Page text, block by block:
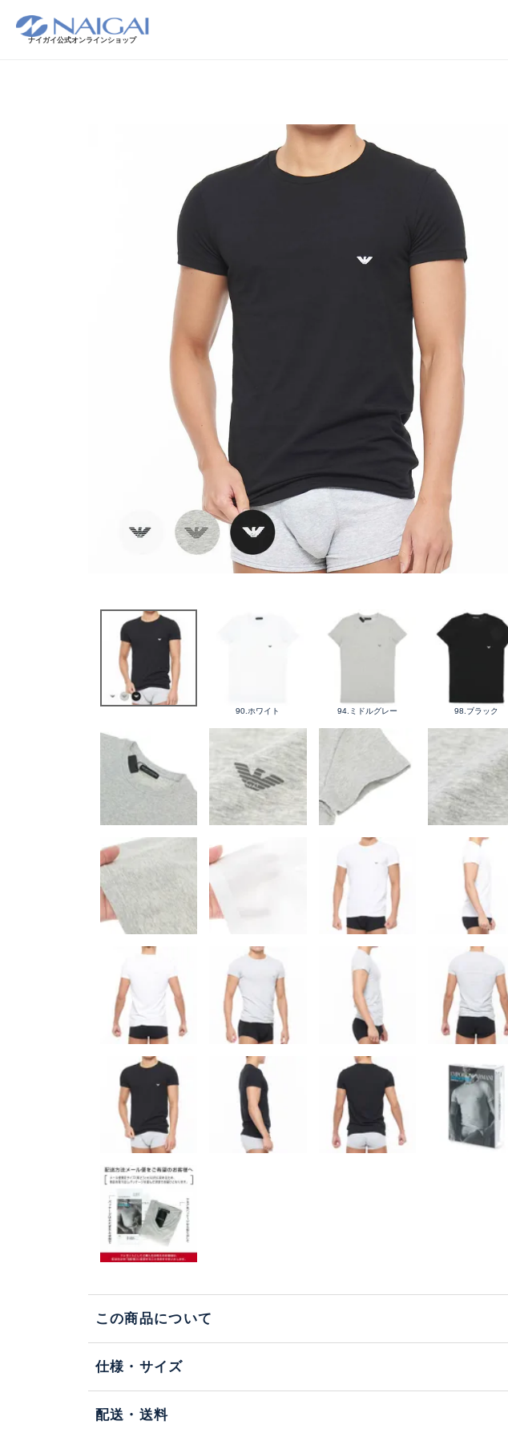
ナイガイ公式オンラインショップ
90.ホワイト 94.ミドルグレー 98.ブラック
この商品について
仕様・サイズ
配送・送料